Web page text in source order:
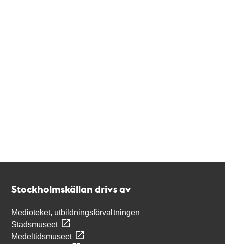
Stockholmskällan drivs av
Medioteket, utbildningsförvaltningen
Stadsmuseet
Medeltidsmuseet